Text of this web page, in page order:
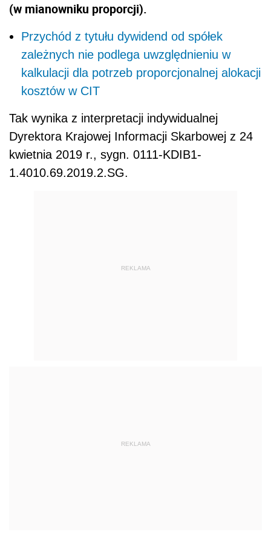
(w mianowniku proporcji).
Przychód z tytułu dywidend od spółek
zależnych nie podlega uwzględnieniu w
kalkulacji dla potrzeb proporcjonalnej alokacji
kosztów w CIT
Tak wynika z interpretacji indywidualnej
Dyrektora Krajowej Informacji Skarbowej z 24
kwietnia 2019 r., sygn. 0111-KDIB1-
1.4010.69.2019.2.SG.
REKLAMA
REKLAMA